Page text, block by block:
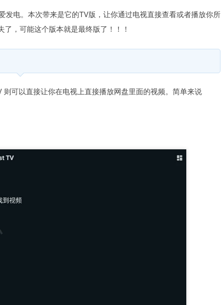
电。本次带来是它的TV版，让你通过电视直接查看或者播放你所
，可能这个版本就是最终版了！！！
可以直接让你在电视上直接播放网盘里面的视频。简单来说